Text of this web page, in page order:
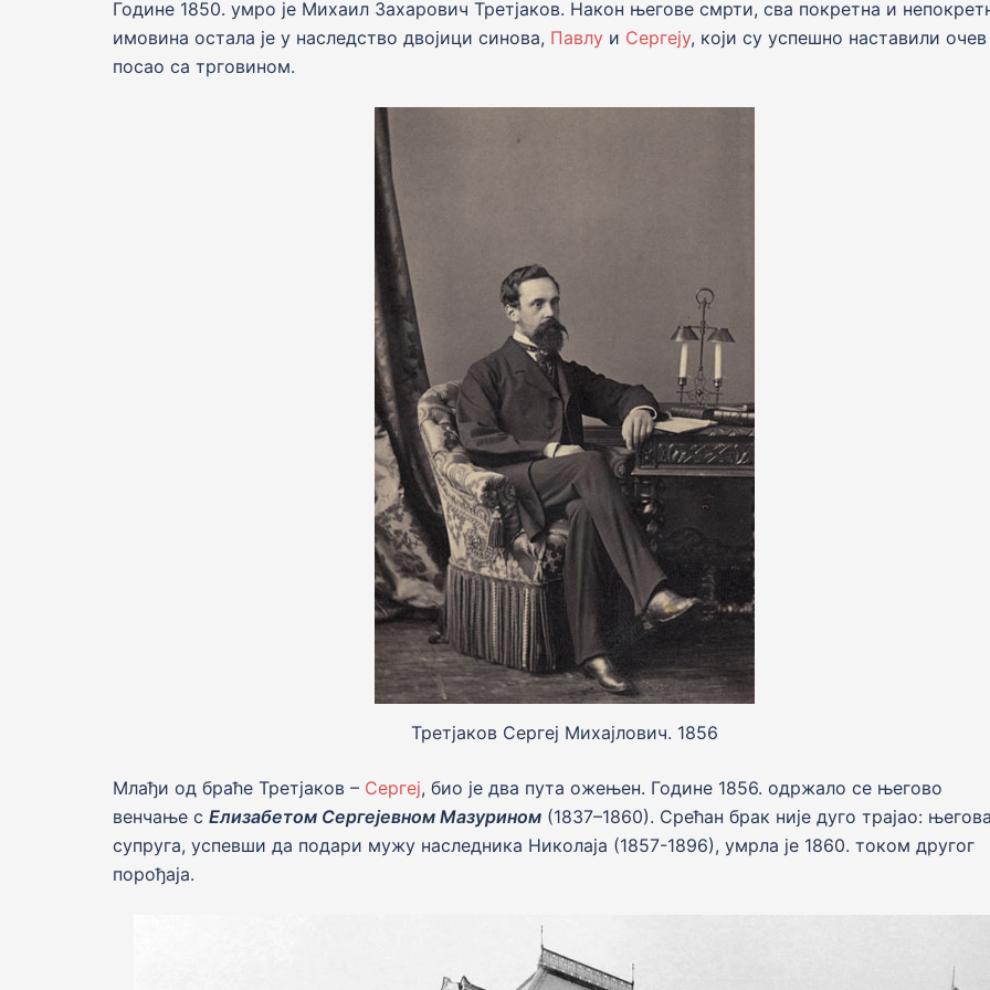
Године 1850. умро je Михаил Захарович Третјаков. Након његове смрти, сва покретна и
имовина оcтала је у наследство двојици синова, Павлу и Сергеју, који су успешно наставили очев
посао са трговином.
Третjаков Сергеј Михајлович. 1856
Млађи од браће Третjаков – Сергеј, био је два пута ожењен. Године 1856. одржало се његово
венчање с Елизабетом Сергејевном Мазурином (1837–1860). Срећан брак није дуго трајао:
супруга, успевши да подари мужу наследника Николаja (1857-1896), умрла је 1860. током другог
порођаjа.